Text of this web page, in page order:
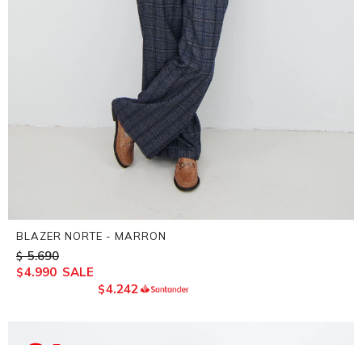
BLAZER NORTE - MARRON
$ 5.690
$4.990
$4.242